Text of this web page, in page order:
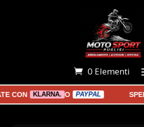
0 Elementi
KLARNA. O PAYPAL